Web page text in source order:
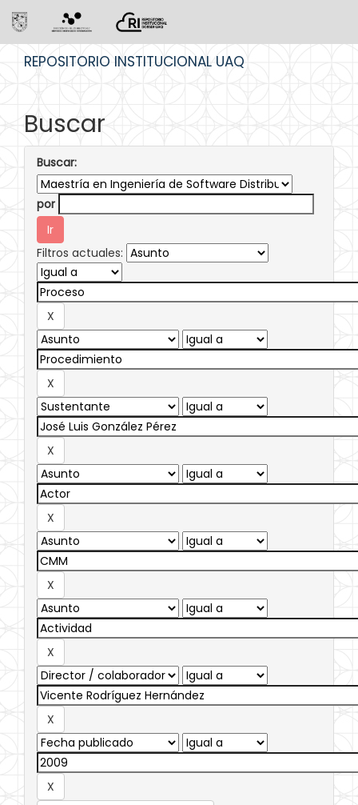
REPOSITORIO INSTITUCIONAL UAQ
Buscar
Buscar:
por
Filtros actuales: